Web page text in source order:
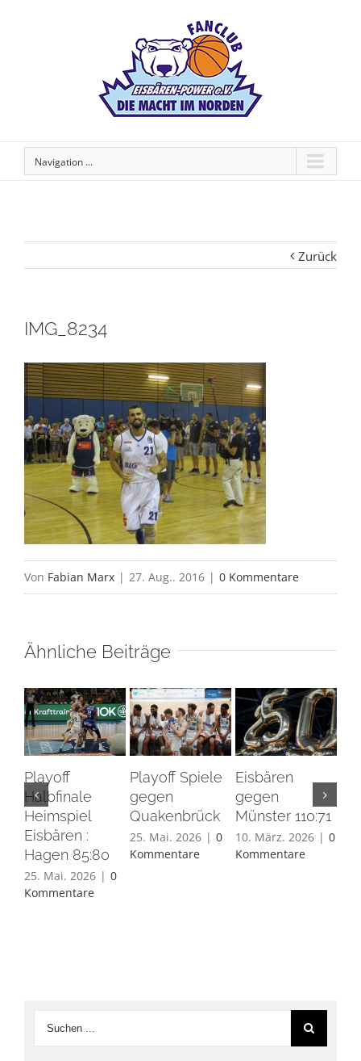
Navigation ...
Zurück
IMG_8234
Von Fabian Marx | 27. Aug.. 2016 | 0 Kommentare
Ähnliche Beiträge
Playoff
Halbfinale
Heimspiel
Eisbären :
Hagen 85:80
25. Mai. 2026 | 0
Kommentare
Playoff Spiele
gegen
Quakenbrück
25. Mai. 2026 | 0
Kommentare
Eisbären
gegen
Münster 110:71
10. März. 2026 | 0
Kommentare